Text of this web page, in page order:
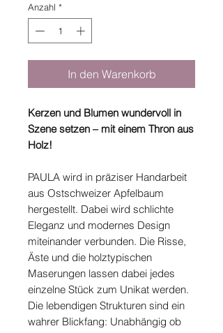
Anzahl *
In den Warenkorb
Kerzen und Blumen wundervoll in
Szene setzen – mit einem Thron aus
Holz!
PAULA wird in präziser Handarbeit
aus Ostschweizer Apfelbaum
hergestellt. Dabei wird schlichte
Eleganz und modernes Design
miteinander verbunden. Die Risse,
Äste und die holztypischen
Maserungen lassen dabei jedes
einzelne Stück zum Unikat werden.
Die lebendigen Strukturen sind ein
wahrer Blickfang: Unabhängig ob